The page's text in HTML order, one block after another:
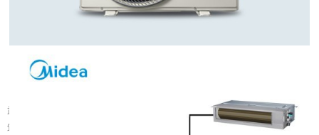
武汉大量建成年代较早的楼宇分布在老城片区，涵盖办公、商业以及部分居住建
筑。不少旧楼原有降温取暖设备老化，室内温控体验有限，很多业主会考虑...